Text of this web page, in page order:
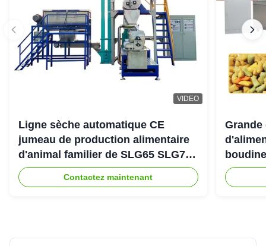
VIDEO
Ligne sèche automatique CE
jumeau de production alimentaire
d'animal familier de SLG65 SLG70
de boudineuse à vis de parallèle
Contactez maintenant
sortie